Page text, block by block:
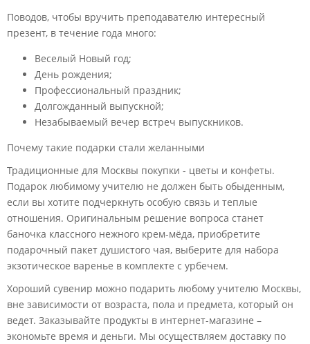
Поводов, чтобы вручить преподавателю интересный
презент, в течение года много:
Веселый Новый год;
День рождения;
Профессиональный праздник;
Долгожданный выпускной;
Незабываемый вечер встреч выпускников.
Почему такие подарки стали желанными
Традиционные для Москвы покупки - цветы и конфеты.
Подарок любимому учителю не должен быть обыденным,
если вы хотите подчеркнуть особую связь и теплые
отношения. Оригинальным решение вопроса станет
баночка классного нежного крем-мёда, приобретите
подарочный пакет душистого чая, выберите для набора
экзотическое варенье в комплекте с урбечем.
Хороший сувенир можно подарить любому учителю Москвы,
вне зависимости от возраста, пола и предмета, который он
ведет. Заказывайте продукты в интернет-магазине –
экономьте время и деньги. Мы осуществляем доставку по